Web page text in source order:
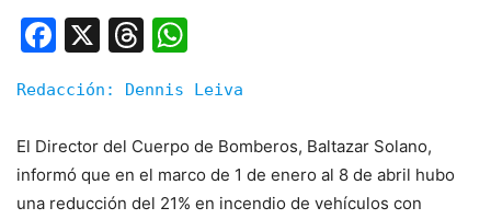
Facebook
X Threads
Redacción: Dennis Leiva
El Director del Cuerpo de Bomberos, Baltazar Solano,
informó que en el marco de 1 de enero al 8 de abril hubo
una reducción del 21% en incendio de vehículos con